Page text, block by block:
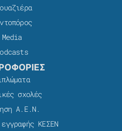
Media
σχολές
Α.Ε.Ν.
ΚΕΣΕΝ